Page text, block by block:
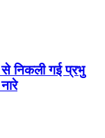
निकली गई प्रभु